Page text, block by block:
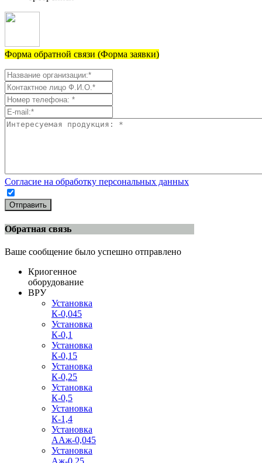
Форма обратной связи (Форма заявки)
Согласие на обработку персональных данных
Отправить
Обратная связь
Ваше сообщение было успешно отправлено
Криогенное
оборудование
ВРУ
Установка
К-0,045
Установка
К-0,1
Установка
К-0,15
Установка
К-0,25
Установка
К-0,5
Установка
К-1,4
Установка
ААж-0,045
Установка
Аж-0,25